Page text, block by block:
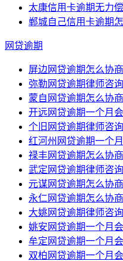
太康信用卡逾期无力
郸城自己信用卡逾期
网贷逾期
屏边网贷逾期怎么协
弥勒网贷逾期律师咨询
蒙自网贷逾期怎么协
开远网贷逾期一个月
个旧网贷逾期律师咨询
红河州网贷逾期一个
禄丰网贷逾期怎么协
武定网贷逾期律师咨询
元谋网贷逾期怎么协
永仁网贷逾期怎么协
大姚网贷逾期律师咨询
姚安网贷逾期一个月
牟定网贷逾期一个月
双柏网贷逾期一个月